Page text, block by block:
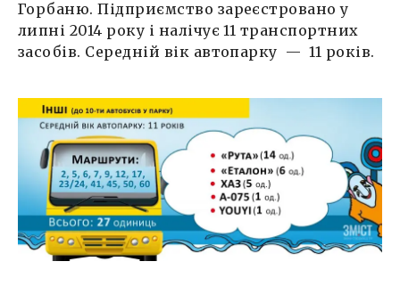
Горбаню. Підприємство зареєстровано у
липні 2014 року і налічує 11 транспортних
засобів. Середній вік автопарку — 11 років.